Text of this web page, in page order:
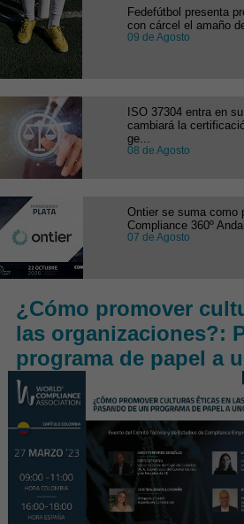
Fedefútbol presenta
con cárcel el amaño
09 de Agosto
ISO 37304 entra en
cambiará la
ge...
08 de Agosto
Ontier se suma como
Compliance 360º
07 de Agosto
¿Cómo promover
las organizaciones?:
programa de papel a